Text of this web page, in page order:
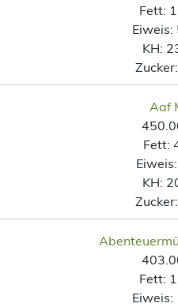
Fett:
Eiweis:
KH:
Zucker:
Aaf
Fett:
Eiweis:
KH:
Zucker:
Fett:
Eiweis: